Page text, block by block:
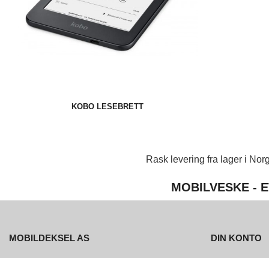
KOBO LESEBRETT
Rask levering fra lager i
MOBILVESKE -
MOBILDEKSEL AS DIN KONTO